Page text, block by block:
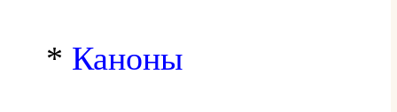
* Каноны